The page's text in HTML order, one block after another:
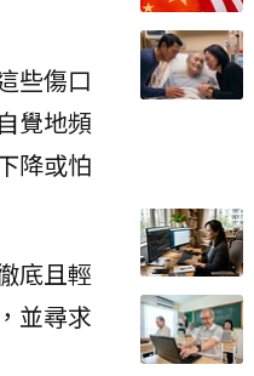
些傷口
覺地頻
降或怕
底且輕
並尋求